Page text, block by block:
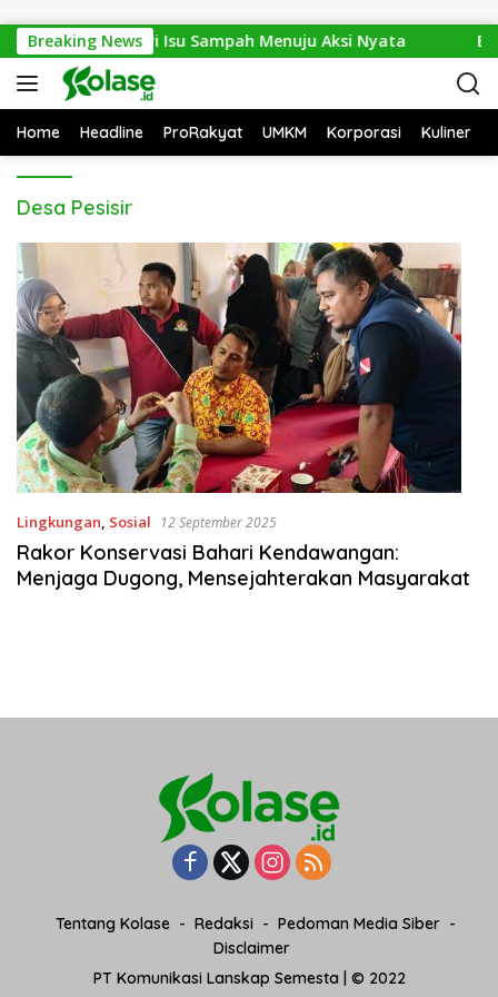
Breaking News
Expo 2026: Dari Isu Sampah Menuju Aksi Nyata
Home Headline ProRakyat UMKM Korporasi Kuliner
Desa Pesisir
Lingkungan, Sosial 12 September 2025
Rakor Konservasi Bahari Kendawangan:
Menjaga Dugong, Mensejahterakan Masyarakat
Tentang Kolase Redaksi
Pedoman Media Siber
Disclaimer
PT Komunikasi Lanskap Semesta | © 2022